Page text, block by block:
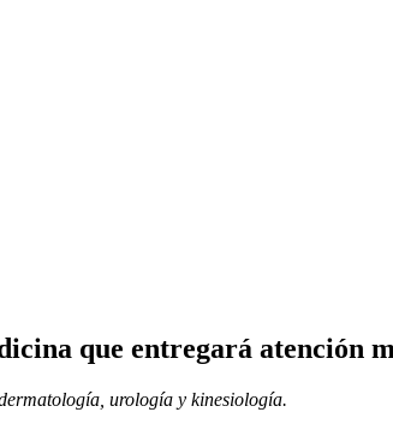
que entregará atención
urología y kinesiología.